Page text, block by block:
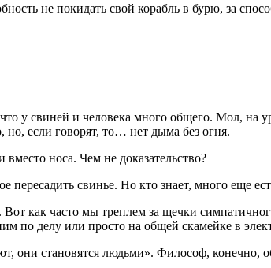
не покидать свой корабль в бурю, за
у свиней и человека много общего. Мол, на
но, если говорят, то… нет дыма без огня.
носа. Чем не доказательство?
пересадить свинье. Но кто знает, много еще
как часто мы треплем за щечки
по делу или просто на общей скамейке в
они становятся людьми». Философ,